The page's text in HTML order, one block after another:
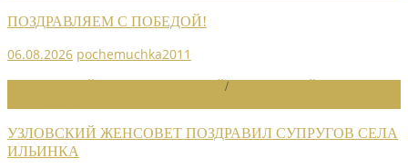
ПОЗДРАВЛЯЕМ С ПОБЕДОЙ!
06.08.2026 pochemuchka2011
/
УЗЛОВСКИЙ ЖЕНСОВЕТ ПОЗДРАВИЛ СУПРУГОВ СЕЛА
ИЛЬИНКА